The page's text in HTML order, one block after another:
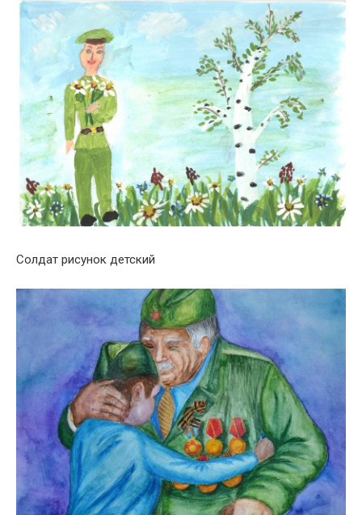
Солдат рисунок детский